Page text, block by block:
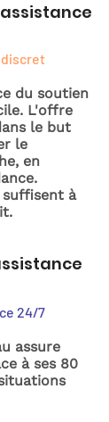
du soutien
L'offre
le but
le
en
à
24/7
assure
à ses 80